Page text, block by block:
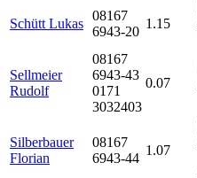
Schütt Lukas
08167
6943-20
1.15
Sellmeier
Rudolf
08167
6943-43
0171
3032403
0.07
Silberbauer
Florian
08167
6943-44
1.07